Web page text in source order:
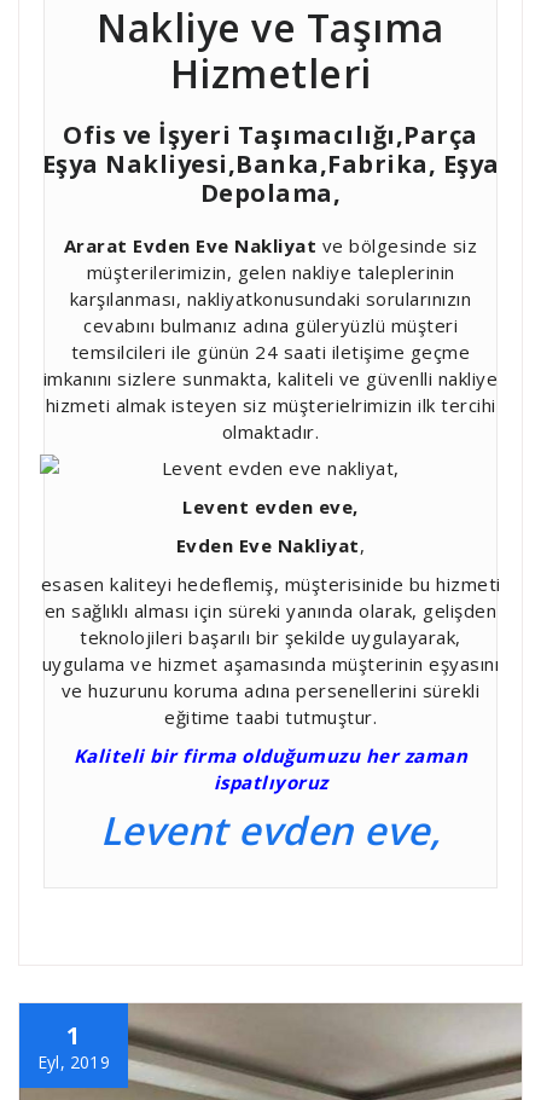
Nakliye ve Taşıma
Hizmetleri
Ofis ve İşyeri Taşımacılığı,Parça
Eşya Nakliyesi,Banka,Fabrika, Eşya
Depolama,
Ararat Evden Eve Nakliyat ve bölgesinde siz
müşterilerimizin, gelen nakliye taleplerinin
karşılanması, nakliyatkonusundaki sorularınızın
cevabını bulmanız adına güleryüzlü müşteri
temsilcileri ile günün 24 saati iletişime geçme
imkanını sizlere sunmakta, kaliteli ve güvenlli nakliye
hizmeti almak isteyen siz müşterielrimizin ilk tercihi
olmaktadır.
Levent evden eve,
Evden Eve Nakliyat,
esasen kaliteyi hedeflemiş, müşterisinide bu hizmeti
en sağlıklı alması için süreki yanında olarak, gelişden
teknolojileri başarılı bir şekilde uygulayarak,
uygulama ve hizmet aşamasında müşterinin eşyasını
ve huzurunu koruma adına persenellerini sürekli
eğitime taabi tutmuştur.
Kaliteli bir firma olduğumuzu her zaman
ispatlıyoruz
Levent evden eve,
1
Eyl, 2019